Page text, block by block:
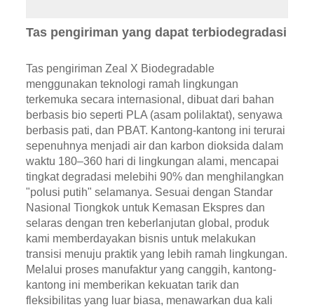
Tas pengiriman yang dapat terbiodegradasi
Tas pengiriman Zeal X Biodegradable
menggunakan teknologi ramah lingkungan
terkemuka secara internasional, dibuat dari bahan
berbasis bio seperti PLA (asam polilaktat), senyawa
berbasis pati, dan PBAT. Kantong-kantong ini terurai
sepenuhnya menjadi air dan karbon dioksida dalam
waktu 180–360 hari di lingkungan alami, mencapai
tingkat degradasi melebihi 90% dan menghilangkan
"polusi putih" selamanya. Sesuai dengan Standar
Nasional Tiongkok untuk Kemasan Ekspres dan
selaras dengan tren keberlanjutan global, produk
kami memberdayakan bisnis untuk melakukan
transisi menuju praktik yang lebih ramah lingkungan.
Melalui proses manufaktur yang canggih, kantong-
kantong ini memberikan kekuatan tarik dan
fleksibilitas yang luar biasa, menawarkan dua kali